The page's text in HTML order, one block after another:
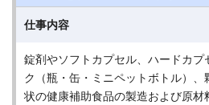
仕事内容
錠剤やソフトカプセル、ハードカプ
ク（瓶・缶・ミニペットボトル）
状の健康補助食品の製造および原